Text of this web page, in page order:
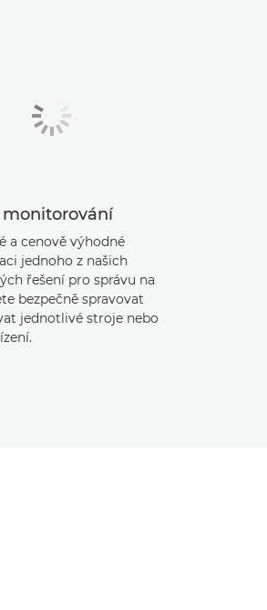
monitorování
a cenově výhodné
jednoho z našich
řešení pro správu na
bezpečně spravovat
jednotlivé stroje nebo